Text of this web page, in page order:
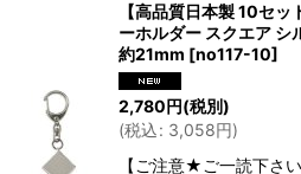
【高品質日本製 10セ
ーホルダー スクエア
約21mm [no117-10]
2,780円(税別)
(税込: 3,058円)
【ご注意★ご一読下さ